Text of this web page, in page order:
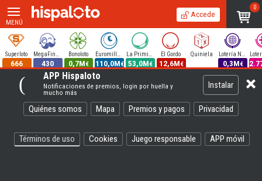
MENÚ
Accede
0
Superloto
666
MegaFinde
430
Bonoloto
0,7M€
Euromillones
110,0M€
La Primitiva
53,0M€
El Gordo
12,6M€
Quiniela Lotería Nacional
0,3M€
APP Hispaloto
Notificaciones de premios, login por huella y
mucho más
Instalar
Quiénes somos Mapa Premios y pagos Privacidad
Términos de uso Cookies Juego responsable APP móvil